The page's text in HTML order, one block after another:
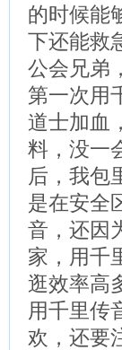
的时候能
下还能救
公会兄弟
第一次用
道士加血
料，没一
后，我包
是在安全
音，还因
家，用千
逛效率高
用千里传
欢，还要